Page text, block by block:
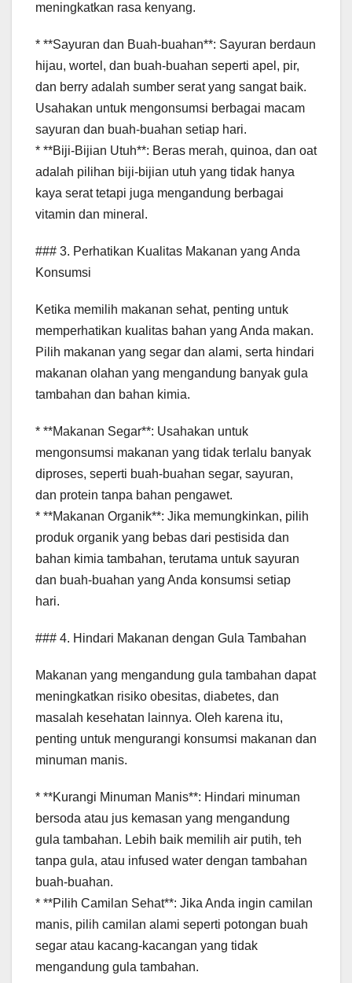
meningkatkan rasa kenyang.
* **Sayuran dan Buah-buahan**: Sayuran berdaun
hijau, wortel, dan buah-buahan seperti apel, pir,
dan berry adalah sumber serat yang sangat baik.
Usahakan untuk mengonsumsi berbagai macam
sayuran dan buah-buahan setiap hari.
* **Biji-Bijian Utuh**: Beras merah, quinoa, dan oat
adalah pilihan biji-bijian utuh yang tidak hanya
kaya serat tetapi juga mengandung berbagai
vitamin dan mineral.
### 3. Perhatikan Kualitas Makanan yang Anda
Konsumsi
Ketika memilih makanan sehat, penting untuk
memperhatikan kualitas bahan yang Anda makan.
Pilih makanan yang segar dan alami, serta hindari
makanan olahan yang mengandung banyak gula
tambahan dan bahan kimia.
* **Makanan Segar**: Usahakan untuk
mengonsumsi makanan yang tidak terlalu banyak
diproses, seperti buah-buahan segar, sayuran,
dan protein tanpa bahan pengawet.
* **Makanan Organik**: Jika memungkinkan, pilih
produk organik yang bebas dari pestisida dan
bahan kimia tambahan, terutama untuk sayuran
dan buah-buahan yang Anda konsumsi setiap
hari.
### 4. Hindari Makanan dengan Gula Tambahan
Makanan yang mengandung gula tambahan dapat
meningkatkan risiko obesitas, diabetes, dan
masalah kesehatan lainnya. Oleh karena itu,
penting untuk mengurangi konsumsi makanan dan
minuman manis.
* **Kurangi Minuman Manis**: Hindari minuman
bersoda atau jus kemasan yang mengandung
gula tambahan. Lebih baik memilih air putih, teh
tanpa gula, atau infused water dengan tambahan
buah-buahan.
* **Pilih Camilan Sehat**: Jika Anda ingin camilan
manis, pilih camilan alami seperti potongan buah
segar atau kacang-kacangan yang tidak
mengandung gula tambahan.